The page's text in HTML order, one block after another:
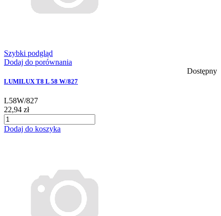
Szybki podgląd
Dodaj do porównania
Dostępny
LUMILUX T8 L 58 W/827
L58W/827
22,94 zł
Dodaj do koszyka